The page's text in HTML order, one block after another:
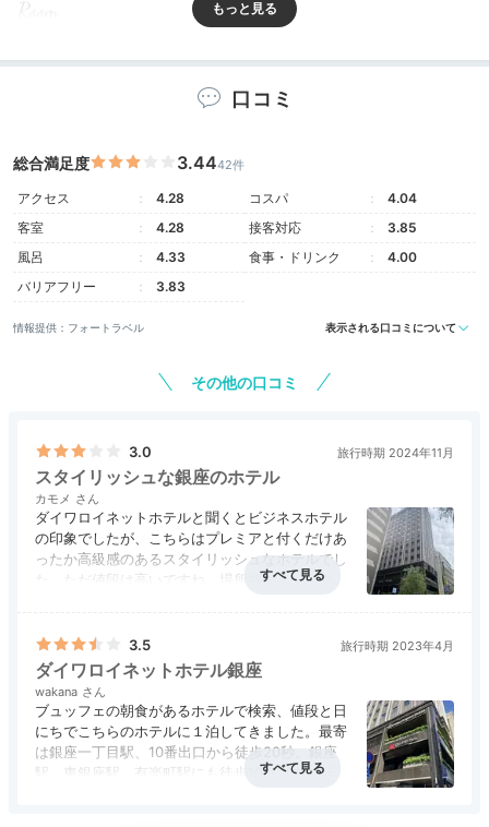
Room
客室は全270室 。ダブル、ツイン、スイートなどのタ
イプが用意されています。全客室が18平米以上で、ワ
イドデスクが設置
のある内装で、リラックスして過ごせます。
15:30
観光スポット多数！
銀座の街をぶらり
口コミ
総合満足度 3.4442件
アクセス 4.28 コスパ
4.04
客室
4.28 接客対応
3.85
風呂
4.33 食事・ドリンク
4.00
バリアフリー
3.83
情報提供：フォートラベル 表示される口コミについて
その他の口コミ
3.0 旅行時期 2024年11月
スタイリッシュな銀座のホテル
カモメ
ダイワロイネットホテルと聞くとビジネスホテル
の印象でしたが、こちらはプレミアと付くだけあ
ったか高級感のあるスタイリッシュなホテルでし
た。ただ値段は高いですね。場所柄かインバウン
一丁目駅からすぐなので、立地面ではわりと便利
です。ただ銀座4丁目交差点などメインの銀座か
らはちょっと遠いかも。反面インバウンドが利用
しないような飲食店があったり、ドトールやベロ
ーチェ、コンビニも併設されているので、その辺
りは便利でした。夜間の入退館は部屋のキーが必
要なのでセキュリティ面では安心です。
3.5 旅行時期 2023年4月
ダイワロイネットホテル銀座
wakana
ブュッフェの朝食があるホテルで検索、値段と日
にちでこちらのホテルに１泊してきました。最寄
は銀座一丁目駅、10番出口から徒歩20秒。銀座
駅、東銀座駅、有楽町駅にも徒歩10分以内で行け